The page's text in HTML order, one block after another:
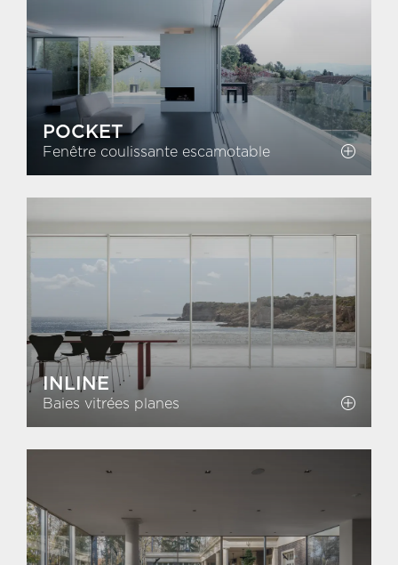
POCKET
Fenêtre coulissante escamotable
INLINE
Baies vitrées planes